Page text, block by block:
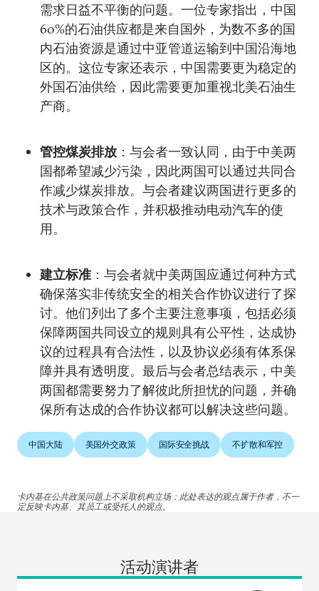
需求日益不平衡的问题。一位专家指出，中国
60%的石油供应都是来自国外，为数不多的国
内石油资源是通过中亚管道运输到中国沿海地
区的。这位专家还表示，中国需要更为稳定的
外国石油供给，因此需要更加重视北美石油生
产商。
管控煤炭排放 ：与会者一致认同，由于中美两
国都希望减少污染，因此两国可以通过共同合
作减少煤炭排放。与会者建议两国进行更多的
技术与政策合作，并积极推动电动汽车的使
用。
建立标准：与会者就中美两国应通过何种方式
确保落实非传统安全的相关合作协议进行了探
讨。他们列出了多个主要注意事项，包括必须
保障两国共同设立的规则具有公平性，达成协
议的过程具有合法性，以及协议必须有体系保
障并具有透明度。最后与会者总结表示，中美
两国都需要努力了解彼此所担忧的问题，并确
保所有达成的合作协议都可以解决这些问题。
中国大陆 美国外交政策 国际安全挑战 不扩散和军控
卡内基在公共政策问题上不采取机构立场；此处表达的观点属于作者，不一
定反映卡内基、其员工或受托人的观点。
活动演讲者